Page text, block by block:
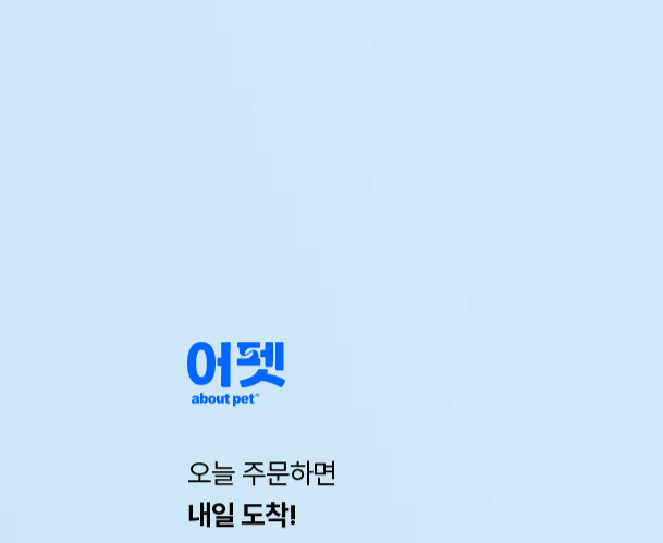
오늘 주문하면
내일 도착!